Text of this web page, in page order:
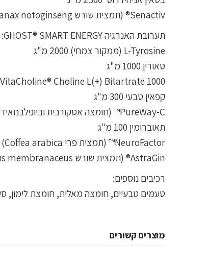
Senactiv® (תמצית שורש Panax notoginseng, תמצית פרי Rosa canina) 100 מ"ג
תערובת האנרגיה GHOST® SMART ENERGY:
L-Tyrosine (ממקור צמחי) 2000 מ"ג
טאורין 1000 מ"ג
VitaCholine® Choline L(+) Bitartrate 1000 מ"ג
קפאין טבעי 300 מ"ג
PureWay-C™ (חומצה אסקורבית וביופלבנואידים הדריים) 195 מ"ג
תאוברומין 100 מ"ג
NeuroFactor™ (תמצית פרי Coffea arabica) 100 מ"ג
AstraGin® (תמצית שורש Astragalus membranaceus, תמצית שורש Panax notoginseng) 50 מ"ג
רכיבים נוספים:
טעמים טבעיים, חומצה מאלית, חומצת לימון,
מוצרים קשורים